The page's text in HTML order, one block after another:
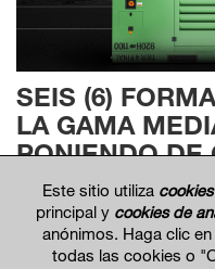
SEIS (6)
LA GAMA
PONIENDO DE
DE LOS
PORTÁTILES
Jerel Cole and Stephanie Roberts
Este sitio utiliza
principal y cookies de
anónimos. Haga clic
todas las cookies o